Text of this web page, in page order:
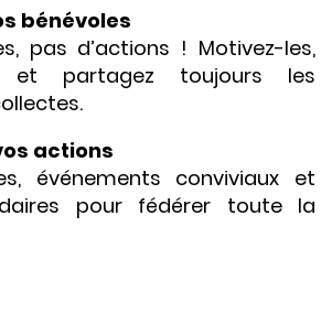
bénévoles
pas d’actions ! Motivez-les,
et partagez toujours les
actions
événements conviviaux et
pour fédérer toute la